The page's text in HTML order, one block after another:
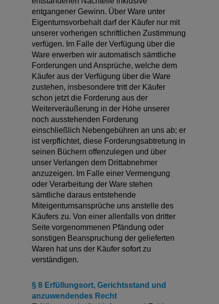
entgangener Gewinn. Über Ware unter
Eigentumsvorbehalt darf der Käufer nur mit
unserer vorherigen schriftlichen Zustimmung
verfügen. Im Falle der Verfügung über die
Ware erwerben wir automatisch sämtliche
Forderungen und Ansprüche, welche dem
Käufer aus der Verfügung über die Ware
zustehen, insbesondere tritt der Käufer
schon jetzt die Forderung aus der
Weiterveräußerung in der Höhe unserer
noch ausstehenden Forderung
einschließlich Nebengebühren an uns ab; er
ist verpflichtet, diese Forderungsabtretung in
seinen Büchern offenzulegen und über
unser Verlangen dem Drittabnehmer
anzuzeigen. Im Falle einer Vermengung
oder Verarbeitung der Ware stehen
sämtliche daraus entstehende
Miteigentumsansprüche uns anstelle des
Käufers zu. Von einer allenfalls von dritter
Seite vorgenommenen Pfändung oder
sonstigen Beanspruchung der gelieferten
Waren hat uns der Käufer sofort zu
verständigen.
§ 8 Erfüllungsort, Gerichtsstand und
anzuwendendes Recht